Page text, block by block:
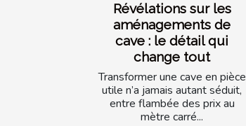
Révélations sur les
aménagements de
cave : le détail qui
change tout
Transformer une cave en pièce
utile n’a jamais autant séduit,
entre flambée des prix au
mètre carré...